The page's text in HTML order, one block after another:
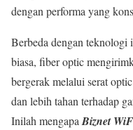
dengan performa yang
Berbeda dengan teknologi
biasa, fiber optic
bergerak melalui serat
dan lebih tahan terhadap
Inilah mengapaBiznet